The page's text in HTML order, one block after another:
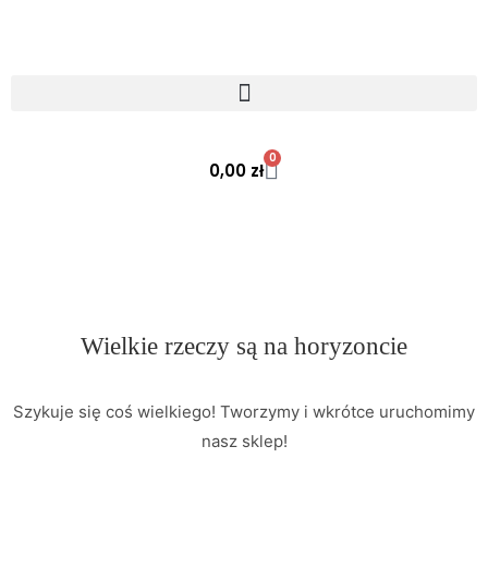
0,00 zł
0
Wielkie rzeczy są na horyzoncie
Szykuje się coś wielkiego! Tworzymy i wkrótce uruchomimy
nasz sklep!